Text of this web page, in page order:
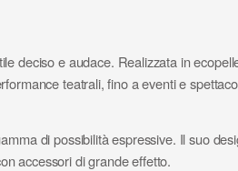
deciso e audace. Realizzata in
teatrali, fino a eventi e
di possibilità espressive. Il suo
accessori di grande effetto.